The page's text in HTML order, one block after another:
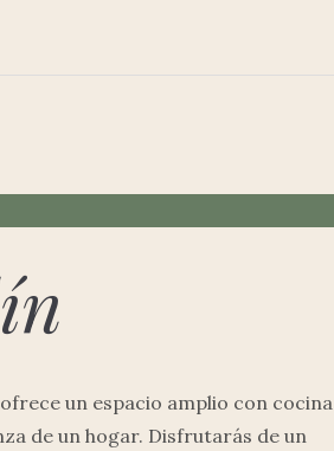
un espacio amplio con cocina
de un hogar. Disfrutarás de un